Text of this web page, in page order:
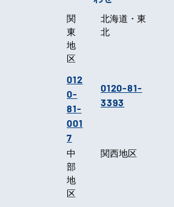
関
東
地
区
012
0-
81-
001
7
北海道・東
北
0120-81-
3393
中
部
地
区
関西地区